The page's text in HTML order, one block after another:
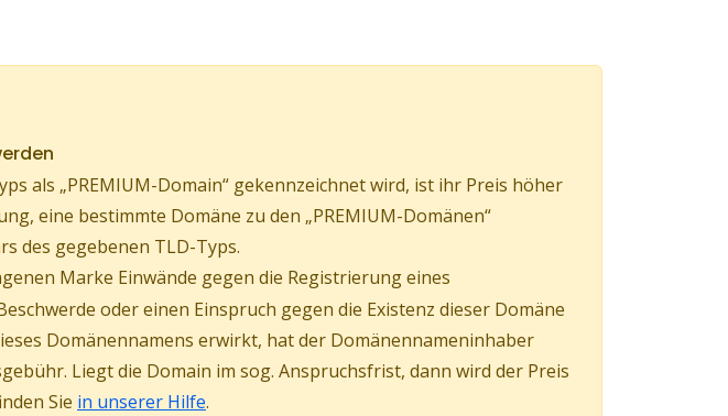
als „PREMIUM-Domain“ gekennzeichnet wird, ist ihr Preis höher
eine bestimmte Domäne zu den „PREMIUM-Domänen“
des gegebenen TLD-Typs.
Marke Einwände gegen die Registrierung eines
oder einen Einspruch gegen die Existenz dieser Domäne
Domänennamens erwirkt, hat der Domänennameninhaber
Liegt die Domain im sog. Anspruchsfrist, dann wird der Preis
Sie in unserer Hilfe.